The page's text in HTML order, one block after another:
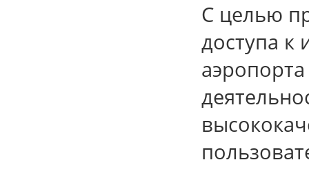
С целью
доступа к